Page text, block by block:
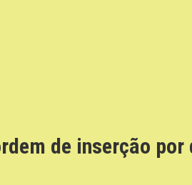
de inserção por